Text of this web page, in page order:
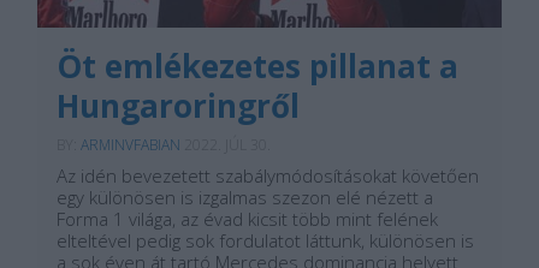
Öt emlékezetes pillanat a
Hungaroringről
ARMINVFABIAN
Az idén bevezetett szabálymódosításokat követően
egy különösen is izgalmas szezon elé nézett a
Forma 1 világa, az évad kicsit több mint felének
elteltével pedig sok fordulatot láttunk, különösen is
a sok éven át tartó Mercedes dominancia helyett